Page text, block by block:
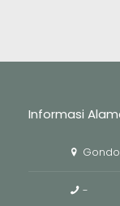
Informasi
-